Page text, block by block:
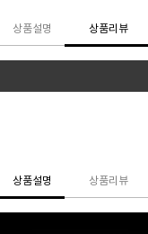
상품설명 상품리뷰
상품설명 상품리뷰